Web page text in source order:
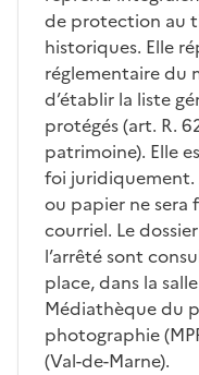
de protection au
historiques. Elle
réglementaire du
d’établir la liste
protégés (art. R.
patrimoine). Elle
foi
ou papier ne sera
courriel. Le
l’arrêté sont
place, dans la
Médiathèque du
photographie
(Val-de-Marne).